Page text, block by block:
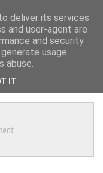
deliver its services
and user-agent are
and security
usage
abuse.
IT